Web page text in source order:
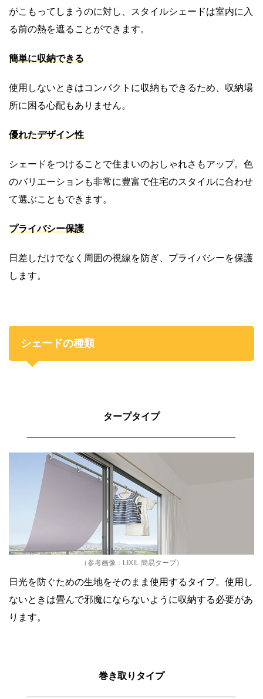
がこもってしまうのに対し、スタイルシェードは室内に入
る前の熱を遮ることができます。
簡単に収納できる
使用しないときはコンパクトに収納もできるため、収納場
所に困る心配もありません。
優れたデザイン性
シェードをつけることで住まいのおしゃれさもアップ。色
のバリエーションも非常に豊富で住宅のスタイルに合わせ
て選ぶこともできます。
プライバシー保護
日差しだけでなく周囲の視線を防ぎ、プライバシーを保護
します。
シェードの種類
タープタイプ
（参考画像：LIXIL 簡易タープ）
日光を防ぐための生地をそのまま使用するタイプ。使用し
ないときは畳んで邪魔にならないように収納する必要があ
ります。
巻き取りタイプ